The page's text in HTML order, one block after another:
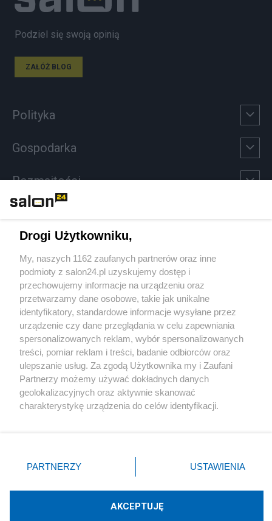
Podziel się swoją opinią
ZAŁÓŻ BLOG
Polityka
Gospodarka
Rozmaitości
Sport
Społeczeństwo
Kultura
X Facebook Instagram Youtube
Drogi Użytkowniku,
My, naszych 1162 zaufanych partnerów oraz inne
podmioty z salon24.pl uzyskujemy dostęp i
przechowujemy informacje na urządzeniu oraz
przetwarzamy dane osobowe, takie jak unikalne
identyfikatory, standardowe informacje wysyłane przez
urządzenie czy dane przeglądania w celu zapewniania
spersonalizowanych reklam, wybór spersonalizowanych
treści, pomiar reklam i treści, badanie odbiorców oraz
ulepszanie usług. Za zgodą Użytkownika my i Zaufani
Partnerzy możemy używać dokładnych danych
geolokalizacyjnych oraz aktywnie skanować
charakterystykę urządzenia do celów identyfikacji.
zmienić/wycofać klikając przycisk ustawień prywatności
znajdujący się w lewym dolnym rogu strony
rodzaje przetwarzania danych nie wymagają zgody
użytkownika, ale masz prawo sprzeciwić się takiemu
PARTNERZY USTAWIENIA
AKCEPTUJĘ